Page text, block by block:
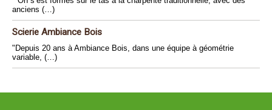
anciens (…)
Scierie Ambiance Bois
"Depuis 20 ans à Ambiance Bois, dans une équipe à géométrie
variable, (…)